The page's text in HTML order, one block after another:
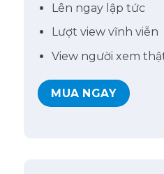
Lên ngay lập tức
Lượt view vĩnh viễn
View người xem
MUA NGAY